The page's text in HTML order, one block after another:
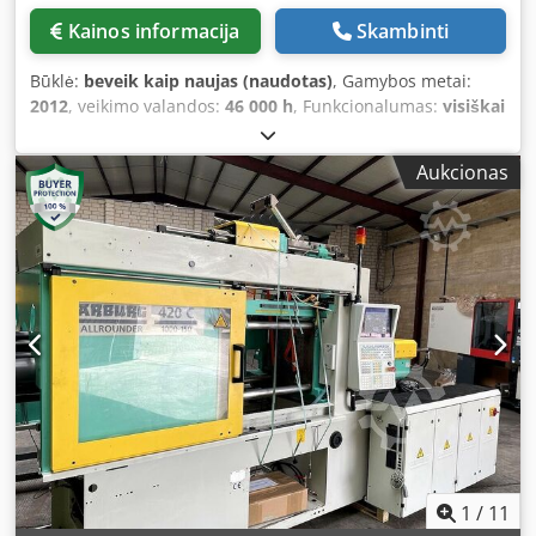
Periferinės sąsajos: Pneumatinės ir aušinimo vandens
jungtys ne operatoriaus pusėje • Būsenos indikatoriai: 3
Papildoma įranga (priedai) • 3 l gravitacinis medžiagų
bunkeris • Raudonas 16 A CEE maitinimo kištukas • Stiprus
medinis transportavimo / išlyginimo pagrindas
Kainos informacija Skambinti
Būklė: beveik kaip naujas (naudotas), Gamybos metai:
2012, veikimo valandos: 46 000 h, Funkcionalumas: visiškai
, spaudimo jėga:1 500 kN
Edition 470-1500-400, pagamintas 2012 m. Puikios
techninės būklės Įpurškimo agregatas: Chjdpfey Iupisx
Aahoa Sraigto skersmuo: 40 mm Įpurškiama masė: 180 g
Įpurškimo slėgis: 2000 bar Tvirtinimo juostų atstumas:
470x470 mm Išstūmėjas: hidraulinis Užspaudimo
agregatas: hidraulinis Valdymo sistema: SELOGICA
Papildoma įranga: Įrenginys puikios techninės būklės
Darbo valandos: 46 500 h automatinėje eksploatacijoje
Išėjimas robotui Išėjimas dažiklio dozatoriui Hidraulinė
šerdies ištraukimo sistema x 1 Sustiprinti įpurškimo
agregatai – bimetaliniai Oro išleidimas x1
Aukcionas
1 / 11